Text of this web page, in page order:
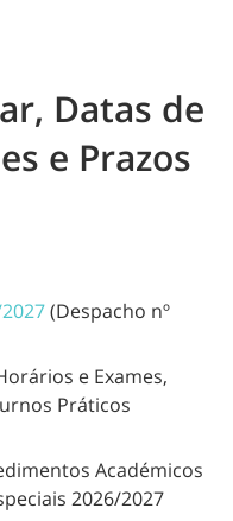
Datas de
e Prazos
(Despacho nº
e Exames,
Práticos
Académicos
2026/2027